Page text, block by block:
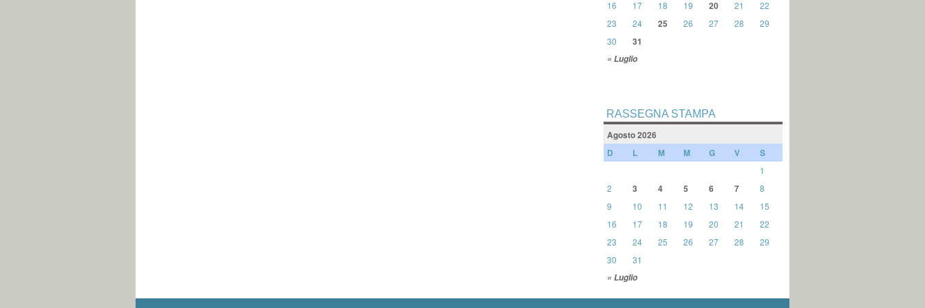
« Luglio
16
17 18 19 20 21
22
23
24 25 26 27 28
29
30
31
RASSEGNA STAMPA
Agosto 2026
D
L M M G V S
« Luglio
1
2
3 4 5 6 7
8
9
10 11 12 13 14
15
16
17 18 19 20 21
22
23
24 25 26 27 28
29
30
31